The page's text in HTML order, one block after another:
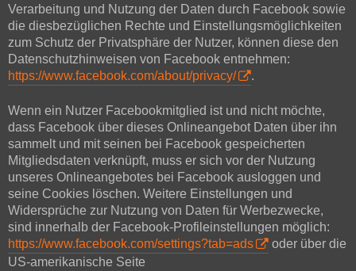
Verarbeitung und Nutzung der Daten durch Facebook sowie
die diesbezüglichen Rechte und Einstellungsmöglichkeiten
zum Schutz der Privatsphäre der Nutzer, können diese den
Datenschutzhinweisen von Facebook entnehmen:
https://www.facebook.com/about/privacy/
.
Wenn ein Nutzer Facebookmitglied ist und nicht möchte,
dass Facebook über dieses Onlineangebot Daten über ihn
sammelt und mit seinen bei Facebook gespeicherten
Mitgliedsdaten verknüpft, muss er sich vor der Nutzung
unseres Onlineangebotes bei Facebook ausloggen und
seine Cookies löschen. Weitere Einstellungen und
Widersprüche zur Nutzung von Daten für Werbezwecke,
sind innerhalb der Facebook-Profileinstellungen möglich:
https://www.facebook.com/settings?tab=ads
oder über die
US-amerikanische Seite